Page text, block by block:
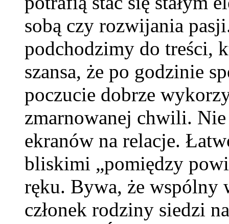
sobą czy rozwijania
podchodzimy do treści,
szansa, że po godzinie
poczucie dobrze
zmarnowanej chwili.
ekranów na relacje.
bliskimi „pomiędzy
ręku. Bywa, że wspólny
członek rodziny siedzi